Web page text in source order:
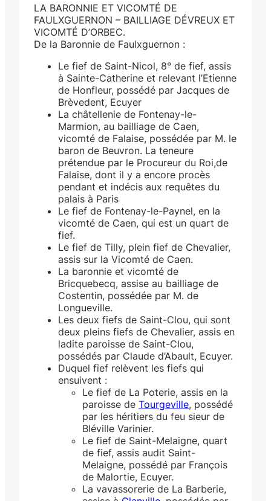
LA BARONNIE ET VICOMTÉ DE
FAULXGUERNON – BAILLIAGE DÉVREUX ET
VICOMTÉ D’ORBEC.
De la Baronnie de Faulxguernon :
Le fief de Saint-Nicol, 8° de fief, assis
à Sainte-Catherine et relevant l’Etienne
de Honfleur, possédé par Jacques de
Brèvedent, Ecuyer
La châtellenie de Fontenay-le-
Marmion, au bailliage de Caen,
vicomté de Falaise, possédée par M. le
baron de Beuvron. La teneure
prétendue par le Procureur du Roi,de
Falaise, dont il y a encore procès
pendant et indécis aux requêtes du
palais à Paris
Le fief de Fontenay-le-Paynel, en la
vicomté de Caen, qui est un quart de
fief.
Le fief de Tilly, plein fief de Chevalier,
assis sur la Vicomté de Caen.
La baronnie et vicomté de
Bricquebecq, assise au bailliage de
Costentin, possédée par M. de
Longueville.
Les deux fiefs de Saint-Clou, qui sont
deux pleins fiefs de Chevalier, assis en
ladite paroisse de Saint-Clou,
possédés par Claude d’Abault, Ecuyer.
Duquel fief relèvent les fiefs qui
ensuivent :
Le fief de La Poterie, assis en la
paroisse de Tourgeville, possédé
par les héritiers du feu sieur de
Bléville Varinier.
Le fief de Saint-Melaigne, quart
de fief, assis audit Saint-
Melaigne, possédé par François
de Malortie, Ecuyer.
La vavassorerie de La Barberie,